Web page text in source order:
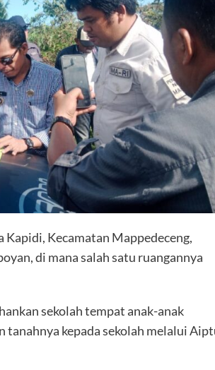
Kapidi, Kecamatan Mappedeceng,
di mana salah satu ruangannya
sekolah tempat anak-anak
tanahnya kepada sekolah melalui